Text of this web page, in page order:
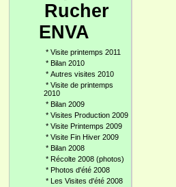
Rucher
ENVA
* Visite printemps 2011
* Bilan 2010
* Autres visites 2010
* Visite de printemps
2010
* Bilan 2009
* Visites Production 2009
* Visite Printemps 2009
* Visite Fin Hiver 2009
* Bilan 2008
* Récolte 2008 (photos)
* Photos d'été 2008
* Les Visites d'été 2008